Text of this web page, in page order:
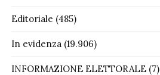
Editoriale (485)
In evidenza(19.906)
INFORMAZIONE ELETTORALE(7)